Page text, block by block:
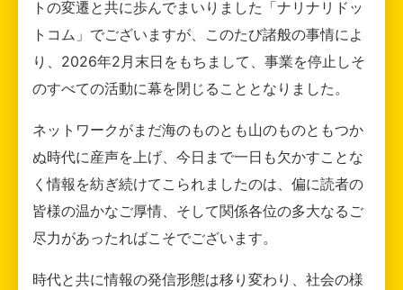
トの変遷と共に歩んでまいりました「ナリナリドッ
トコム」でございますが、このたび諸般の事情によ
り、2026年2月末日をもちまして、事業を停止しそ
のすべての活動に幕を閉じることとなりました。
ネットワークがまだ海のものとも山のものともつか
ぬ時代に産声を上げ、今日まで一日も欠かすことな
く情報を紡ぎ続けてこられましたのは、偏に読者の
皆様の温かなご厚情、そして関係各位の多大なるご
尽力があったればこそでございます。
時代と共に情報の発信形態は移り変わり、社会の様